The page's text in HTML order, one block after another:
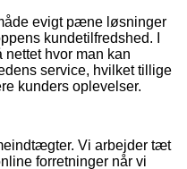
evigt pæne løsninger
kundetilfredshed. I
hvor man kan
service, hvilket tillige
kunders oplevelser.
Vi arbejder tæt
forretninger når vi